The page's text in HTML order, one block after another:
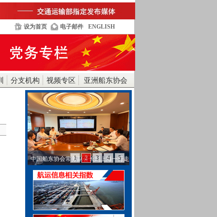
设为首页 电子邮件 ENGLISH
分支机构 视频专区 亚洲船东协会
中国远洋海运集团研究咨询中心/技术
中心主任裴晓东…
1 2 3 4 5